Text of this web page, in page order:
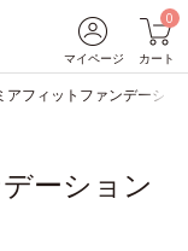
マイページ
0
カート
アフィットファンデーショ
ーション